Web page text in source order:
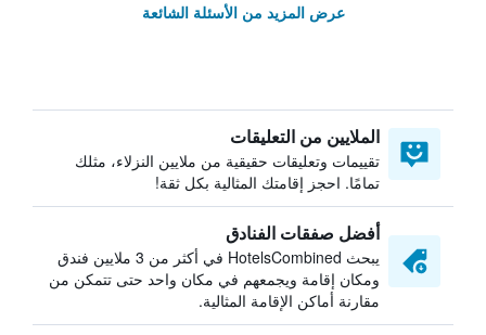
عرض المزيد من الأسئلة الشائعة
الملايين من التعليقات
تقييمات وتعليقات حقيقية من ملايين النزلاء، مثلك
تمامًا. احجز إقامتك المثالية بكل ثقة!
أفضل صفقات الفنادق
يبحث HotelsCombined في أكثر من 3 ملايين فندق
ومكان إقامة ويجمعهم في مكان واحد حتى تتمكن من
مقارنة أماكن الإقامة المثالية.